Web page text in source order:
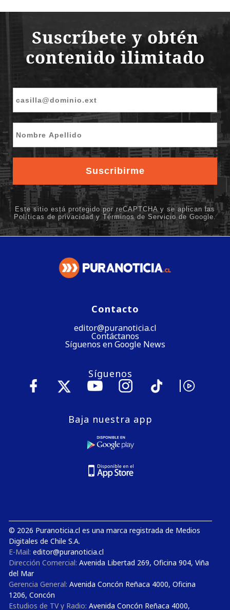
Contacto
editor@puranoticia.cl
Contáctanos
Síguenos en Google News
Síguenos
Baja nuestra app
© 2026 Puranoticia.cl es una marca registrada de Medios
Digitales de Chile S.A.
E-Mail: editor@puranoticia.cl
Dirección Comercial: Avenida Libertad 269, Oficina 904, Viña
del Mar
Gerencia General: Avenida Concón Reñaca 4000, Oficina
1206, Concón
Estudios de TV y Radio: Avenida Concón Reñaca 4000,